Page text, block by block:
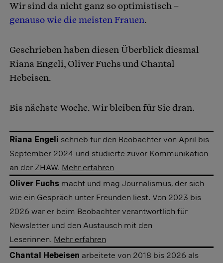
Wir sind da nicht ganz so optimistisch –
genauso wie die meisten Frauen.
Geschrieben haben diesen Überblick diesmal
Riana Engeli, Oliver Fuchs und Chantal
Hebeisen.
Bis nächste Woche. Wir bleiben für Sie dran.
Riana Engeli schrieb für den Beobachter von April bis
September 2024 und studierte zuvor Kommunikation
an der ZHAW. Mehr erfahren
Oliver Fuchs macht und mag Journalismus, der sich
wie ein Gespräch unter Freunden liest. Von 2023 bis
2026 war er beim Beobachter verantwortlich für
Newsletter und den Austausch mit den
Leserinnen. Mehr erfahren
Chantal Hebeisen arbeitete von 2018 bis 2026 als